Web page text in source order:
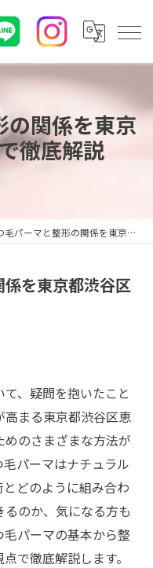
の関係を東京
徹底解説
パーマと整形の関係を東京都渋谷区恵比寿で徹底解説
係を東京都渋谷区
、疑問を抱いたこと
まる東京都渋谷区恵
のさまざまな方法が
パーマはナチュラル
どのように組み合わ
のか、気になる方も
パーマの基本から整
で徹底解説します。